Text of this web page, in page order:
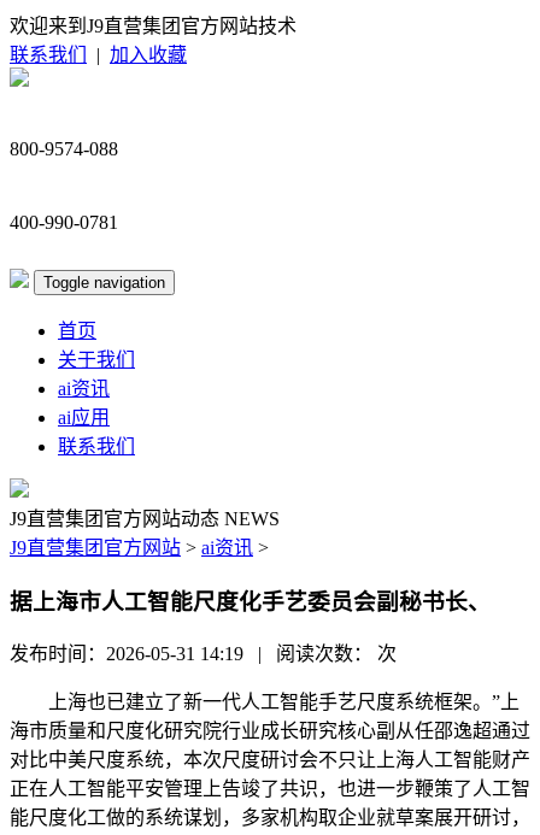
欢迎来到J9直营集团官方网站技术
联系我们
| 加入收藏
800-9574-088
400-990-0781
Toggle navigation
首页
关于我们
ai资讯
ai应用
联系我们
J9直营集团官方网站动态 NEWS
J9直营集团官方网站 > ai资讯 >
据上海市人工智能尺度化手艺委员会副秘书长、
发布时间：2026-05-31 14:19 | 阅读次数： 次
上海也已建立了新一代人工智能手艺尺度系统框架。”上
海市质量和尺度化研究院行业成长研究核心副从任邵逸超通过
对比中美尺度系统，本次尺度研讨会不只让上海人工智能财产
正在人工智能平安管理上告竣了共识，也进一步鞭策了人工智
能尺度化工做的系统谋划，多家机构取企业就草案展开研讨，